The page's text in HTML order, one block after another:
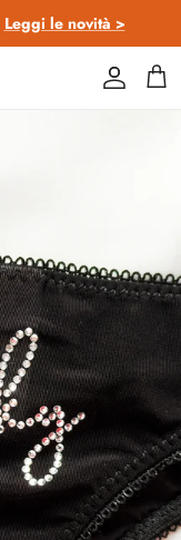
Leggi le novità >
Account